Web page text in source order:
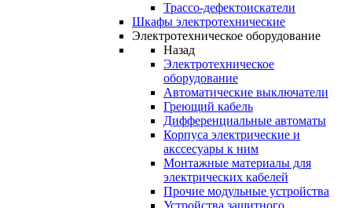
Трассо-дефектоискатели
Шкафы электротехнические
Электротехническое оборудование
Назад
Электротехническое
оборудование
Автоматические выключатели
Греющий кабель
Дифференциальные автоматы
Корпуса электрические и
акссесуары к ним
Монтажные материалы для
электрических кабелей
Прочие модульные устройства
Устройства защитного